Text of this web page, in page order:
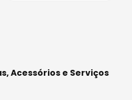
Acessórios e Serviços